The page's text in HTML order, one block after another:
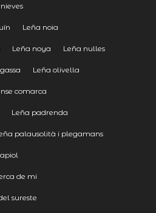
Leña noia
Leña noya Leña nulles
Leña olivella
comarca
Leña padrenda
palausolità i plegamans
de mi
sureste